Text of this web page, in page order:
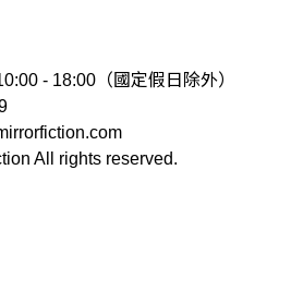
- 18:00（國定假日除外）
All rights reserved.